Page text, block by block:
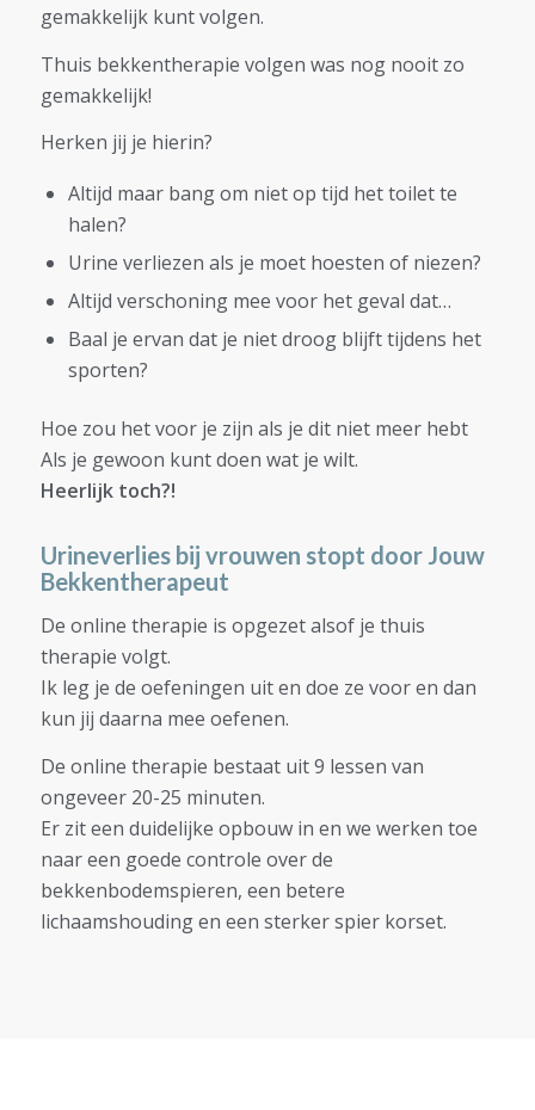
gemakkelijk kunt volgen.
Thuis bekkentherapie volgen was nog nooit zo
gemakkelijk!
Herken jij je hierin?
Altijd maar bang om niet op tijd het toilet te
halen?
Urine verliezen als je moet hoesten of niezen?
Altijd verschoning mee voor het geval dat…
Baal je ervan dat je niet droog blijft tijdens het
sporten?
Hoe zou het voor je zijn als je dit niet meer hebt
Als je gewoon kunt doen wat je wilt.
Heerlijk toch?!
Urineverlies bij vrouwen stopt door Jouw
Bekkentherapeut
De online therapie is opgezet alsof je thuis
therapie volgt.
Ik leg je de oefeningen uit en doe ze voor en dan
kun jij daarna mee oefenen.
De online therapie bestaat uit 9 lessen van
ongeveer 20-25 minuten.
Er zit een duidelijke opbouw in en we werken toe
naar een goede controle over de
bekkenbodemspieren, een betere
lichaamshouding en een sterker spier korset.